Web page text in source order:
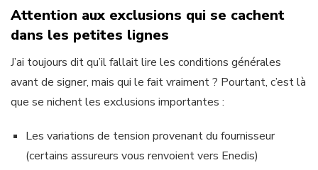
Attention aux exclusions qui se cachent
dans les petites lignes
J’ai toujours dit qu’il fallait lire les conditions générales
avant de signer, mais qui le fait vraiment ? Pourtant, c’est là
que se nichent les exclusions importantes :
Les variations de tension provenant du fournisseur
(certains assureurs vous renvoient vers Enedis)